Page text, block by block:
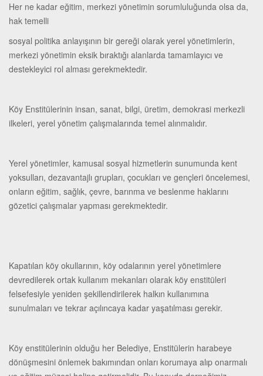
Her ne kadar eğitim, merkezi yönetimin sorumluluğunda olsa da,
hak temelli
sosyal politika anlayışının bir gereği olarak yerel yönetimlerin,
merkezi yönetimin eksik bıraktığı alanlarda tamamlayıcı ve
destekleyici rol alması gerekmektedir.
Köy Enstitülerinin insan, sanat, bilgi, üretim, demokrasi merkezli
ilkeleri, yerel yönetim çalışmalarında temel alınmalıdır.
Yerel yönetimler, kamusal sosyal hizmetlerin sunumunda kent
yoksulları, dezavantajlı grupları, çocukları ve gençleri öncelemesi,
onların eğitim, sağlık, çevre, barınma ve beslenme haklarını
gözetici çalışmalar yapması gerekmektedir.
Kapatılan köy okullarının, köy odalarının yerel yönetimlere
devredilerek ortak kullanım mekanları olarak köy enstitüleri
felsefesiyle yeniden şekillendirilerek halkın kullanımına
sunulmaları ve tekrar açılıncaya kadar yaşatılması gerekir.
Köy enstitülerinin olduğu her Belediye, Enstitülerin harabeye
dönüşmesini önlemek bakımından onları korumaya alıp onarmalı